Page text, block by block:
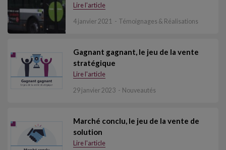
Lire l'article
4 janvier 2021 Témoignages & Réalisations
Gagnant gagnant, le jeu de la vente
stratégique
Lire l'article
29 janvier 2023 Nouveautés
Marché conclu, le jeu de la vente de
solution
Lire l'article